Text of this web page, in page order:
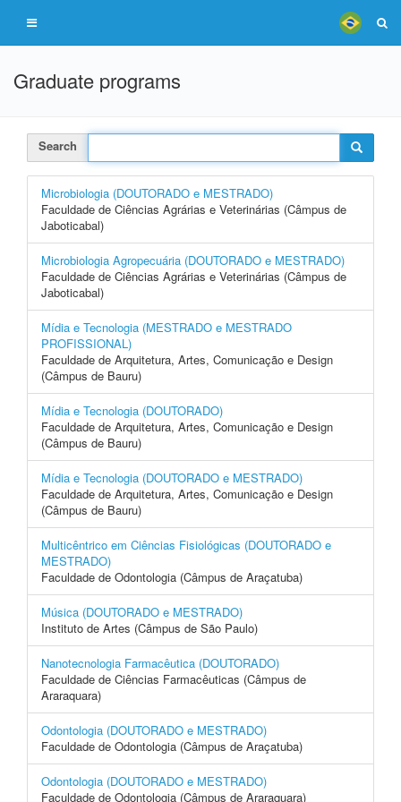
Graduate programs
Search
Microbiologia (DOUTORADO e MESTRADO)
Faculdade de Ciências Agrárias e Veterinárias (Câmpus de
Jaboticabal)
Microbiologia Agropecuária (DOUTORADO e MESTRADO)
Faculdade de Ciências Agrárias e Veterinárias (Câmpus de
Jaboticabal)
Mídia e Tecnologia (MESTRADO e MESTRADO
PROFISSIONAL)
Faculdade de Arquitetura, Artes, Comunicação e Design
(Câmpus de Bauru)
Mídia e Tecnologia (DOUTORADO)
Faculdade de Arquitetura, Artes, Comunicação e Design
(Câmpus de Bauru)
Mídia e Tecnologia (DOUTORADO e MESTRADO)
Faculdade de Arquitetura, Artes, Comunicação e Design
(Câmpus de Bauru)
Multicêntrico em Ciências Fisiológicas (DOUTORADO e
MESTRADO)
Faculdade de Odontologia (Câmpus de Araçatuba)
Música (DOUTORADO e MESTRADO)
Instituto de Artes (Câmpus de São Paulo)
Nanotecnologia Farmacêutica (DOUTORADO)
Faculdade de Ciências Farmacêuticas (Câmpus de
Araraquara)
Odontologia (DOUTORADO e MESTRADO)
Faculdade de Odontologia (Câmpus de Araçatuba)
Odontologia (DOUTORADO e MESTRADO)
Faculdade de Odontologia (Câmpus de Araraquara)